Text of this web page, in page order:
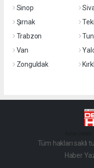
Sinop
Şırnak
Trabzon
Van
Zonguldak
Tüm hakları saklı
Haber